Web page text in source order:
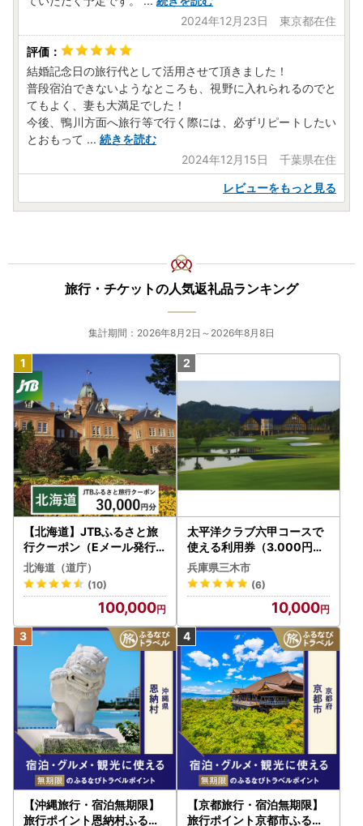
2024年12月23日 東京都在住
結婚記念日の旅行代として活用させて頂きました！
普段宿泊できないようなところも、視野に入れられるのでと
てもよく、妻も大満足でした！
今後、鴨川方面へ旅行等で行く際には、必ずリピートしたい
とおもって ... 続きを読む
2024年12月15日 千葉県在住
レビューをもっと見る
旅行・チケットの人気返礼品ランキング
集計期間：2026年8月2日～2026年8月8日
【北海道】JTBふるさと旅
行クーポン（Eメール発行
）30,000円分 旅行 トラベ
ル 宿泊 人気 おすすめ JTB
W030T
北海道（道庁）
(10)
100,000
太平洋クラブ六甲コースで
使える利用券（3.000円分
）
兵庫県三木市
(6)
10,000
【沖縄旅行・宿泊無期限】
旅行ポイント恩納村ふるな
【京都旅行・宿泊無期限】
旅行ポイント京都市ふるな